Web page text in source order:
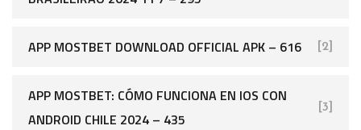
APP MOSTBET DOWNLOAD OFFICIAL APK – 616 [2]
APP MOSTBET: CÓMO FUNCIONA EN IOS CON
ANDROID CHILE 2024 – 435
[3]